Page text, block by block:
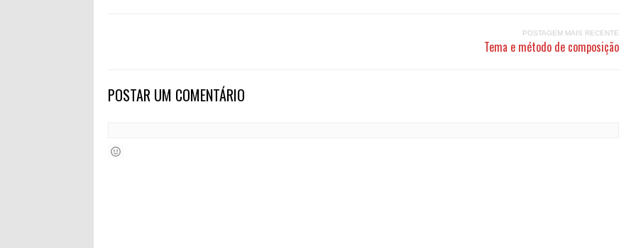
POSTAGEM MAIS RECENTE
Tema e método de composição
POSTAR UM COMENTÁRIO